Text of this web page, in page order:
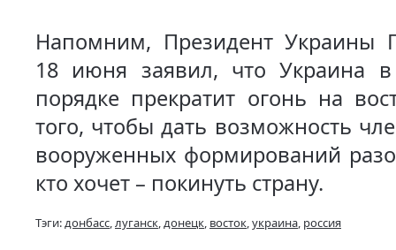
Напомним, Президент Украины
18 июня заявил, что Украина в
порядке прекратит огонь на
того, чтобы дать возможность
вооруженных формирований
кто хочет – покинуть страну.
Тэги:донбасс,луганск,донецк, восток,украина, россия